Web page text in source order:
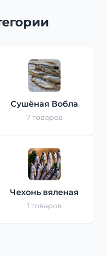
Сушёная Вобла
7 товаров
Чехонь вяленая
1 товаров